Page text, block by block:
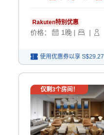
Rakuten特别优惠
价格： 1晚 | |
使用优惠券以享 S$29.27
仅剩3个房间！